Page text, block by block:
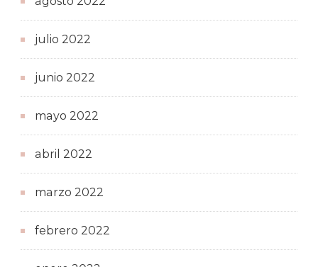
julio 2022
junio 2022
mayo 2022
abril 2022
marzo 2022
febrero 2022